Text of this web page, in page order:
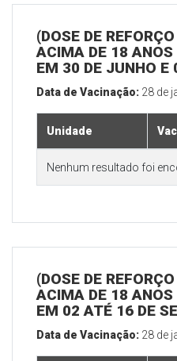
(DOSE DE
ACIMA DE 18 ANOS
EM 30 DE JUNHO E
Data de Vacinação: 28 de
Unidade
Nenhum resultado foi
(DOSE DE
ACIMA DE 18 ANOS
EM 02 ATÉ 16 DE
Data de Vacinação: 28 de